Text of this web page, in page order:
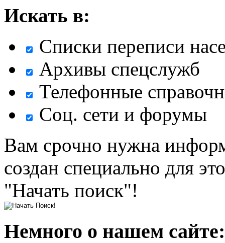
Искать в:
Списки переписи
Архивы спецслужб
Телефонные
Соц. сети и форумы
Вам срочно нужна
создан специально для
"Начать поиск"!
Немного о нашем сайте: